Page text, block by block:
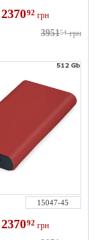
237092 грн
395154 грн
15047-45
237092 грн